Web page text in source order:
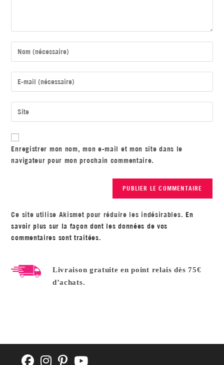
Enregistrer mon nom, mon e-mail et mon site dans le
navigateur pour mon prochain commentaire.
Ce site utilise Akismet pour réduire les indésirables. En
savoir plus sur la façon dont les données de vos
commentaires sont traitées.
Livraison gratuite en point relais dès 75€
d’achats.